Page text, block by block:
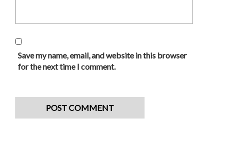
Save my name, email, and website in this browser
for the next time I comment.